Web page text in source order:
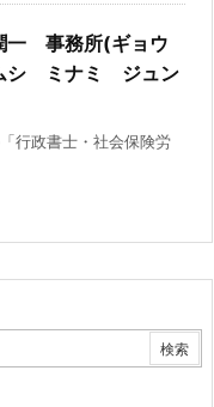
事務所(ギョウ
シ ミナミ ジュン
行政書士・社会保険労